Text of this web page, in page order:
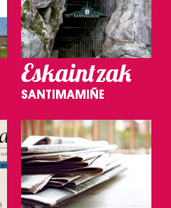
Eskaintzak
SANTIMAMIÑE